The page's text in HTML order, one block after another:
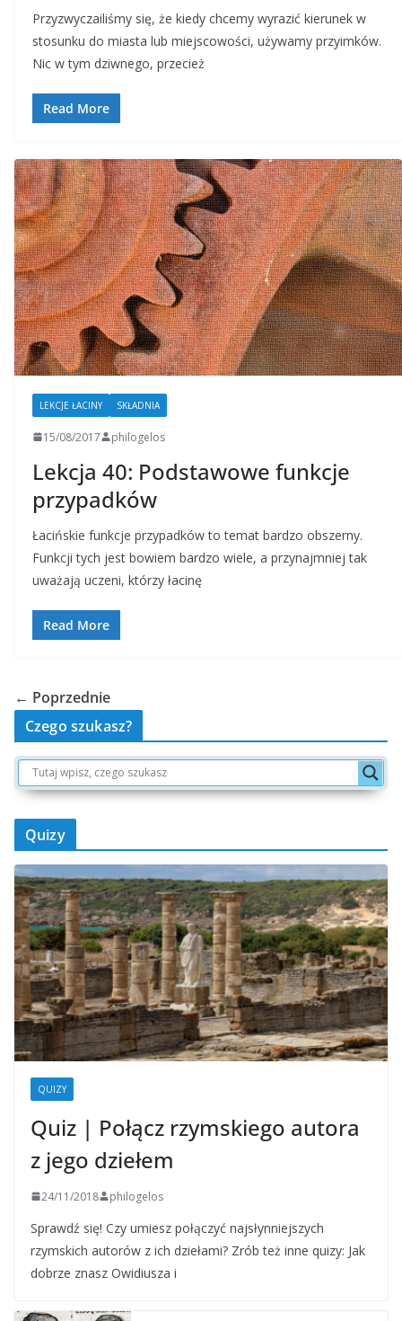
Przyzwyczailiśmy się, że kiedy chcemy wyrazić kierunek w
stosunku do miasta lub miejscowości, używamy przyimków.
Nic w tym dziwnego, przecież
Read More
LEKCJE ŁACINY SKŁADNIA
15/08/2017 philogelos
Lekcja 40: Podstawowe funkcje
przypadków
Łacińskie funkcje przypadków to temat bardzo obszerny.
Funkcji tych jest bowiem bardzo wiele, a przynajmniej tak
uważają uczeni, którzy łacinę
Read More
← Poprzednie
Czego szukasz?
Quizy
QUIZY
Quiz | Połącz rzymskiego autora
z jego dziełem
24/11/2018 philogelos
Sprawdź się! Czy umiesz połączyć najsłynniejszych
rzymskich autorów z ich dziełami? Zrób też inne quizy: Jak
dobrze znasz Owidiusza i